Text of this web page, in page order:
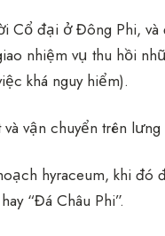
Cổ đại ở Đông Phi,
nhiệm vụ thu hồi
khá nguy hiểm).
vận chuyển trên
hyraceum, khi đó
hay “Đá Châu Phi”.